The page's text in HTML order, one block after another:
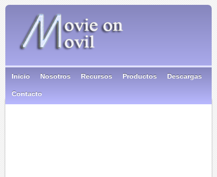
Inicio Nosotros Recursos Productos Descargas
Contacto